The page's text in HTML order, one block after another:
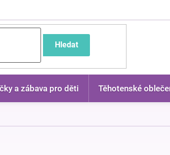
Hledat
a zábava pro děti Těhotenské